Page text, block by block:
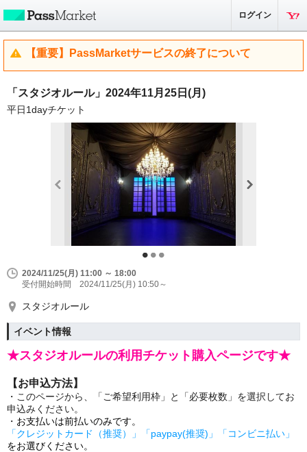
ログイン
【重要】PassMarketサービスの終了について
「スタジオルール」2024年11月25日(月)
平日1dayチケット
2024/11/25(月) 11:00 ～ 18:00
受付開始時間 2024/11/25(月) 10:50～
スタジオルール
イベント情報
★スタジオルールの利用チケット購入ページです★
【お申込方法】
・このページから、「ご希望利用枠」と「必要枚数」を選択してお
申込みください。
・ お支払いは前払いのみです。
「クレジットカード（推奨）」「paypay(推奨)」「コンビニ払い」
をお選びください。